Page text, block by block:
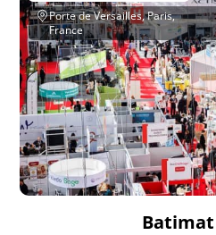
Porte de Versailles, Paris,
France
Batimat